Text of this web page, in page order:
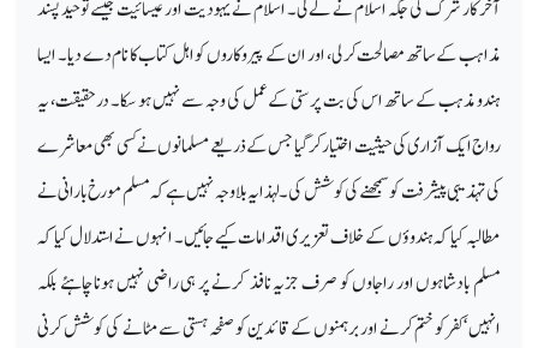
آخر کار شرک کی جگہ اسلام نے لے لی۔ اسلام نے یہودیت اور عیسائیت جیسے توحید پسند
مذاہب کے ساتھ مصالحت کر لی ، اور ان کے پیروکاروں کو اہل کتاب کا نام دے دیا۔ ایسا
ہندو مذہب کے ساتھ اس کی بت پرستی کے عمل کی وجہ سے نہیں ہو سکا۔ درحقیقت، یہ
رواج ایک آزاری کی حیثیت اختیار کر گیا جس کے ذریعے مسلمانوں نے کسی بھی معاشرے
کی تہذیبی پیشرفت کو سمجھنے کی کوشش کی۔ لہذا یہ بلا وجہ نہیں ہے کہ مسلم مورخ بارانی نے
مطالبہ کیا کہ ہندوؤں کے خلاف تعزیری اقدامات کیے جائیں۔ انہوں نے استدلال کیا کہ
مسلم بادشاہوں اور راجاوں کو صرف جزیہ نافذ کرنے پر ہی راضی نہیں ہونا چاہئے بلکہ
انہیں ‘کفر کو ختم کرنے اور برہمنوں کے قائدین کو صفحہ ہستی سے مٹانے کی کوشش کرنی